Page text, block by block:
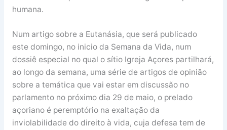
humana.
Num artigo sobre a Eutanásia, que será publicado
este domingo, no inicio da Semana da Vida, num
dossiê especial no qual o sítio Igreja Açores partilhará,
ao longo da semana, uma série de artigos de opinião
sobre a temática que vai estar em discussão no
parlamento no próximo dia 29 de maio, o prelado
açoriano é peremptório na exaltação da
inviolabilidade do direito à vida, cuja defesa tem de